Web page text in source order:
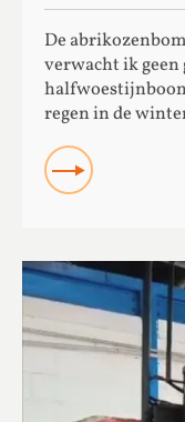
De
verwacht ik geen
regen in de
READ